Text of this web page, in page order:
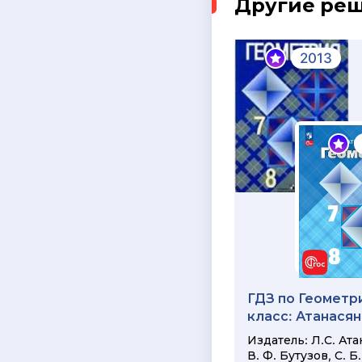
Другие
2013
ГДЗ по
класс:
Издатель: Л.С.
В. Ф. Бутузов, С. Б.